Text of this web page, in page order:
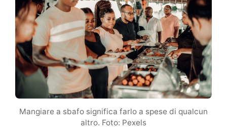
Mangiare a sbafo significa farlo a spese di qualcun
altro. Foto: Pexels